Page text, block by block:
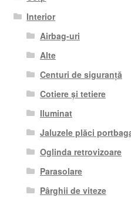
Interior
Airbag-uri
Alte
Centuri de siguranță
Cotiere și tetiere
Iluminat
Jaluzele plăci
Oglinda retrovizoare
Parasolare
Pârghii de viteze